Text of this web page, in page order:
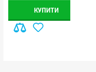
КУПИТИ